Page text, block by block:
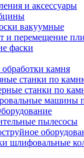
и аксессуары
вакуумные
и перемещение
фаски
камня
станки по
станки по
машины
пылесосы
шлифовальные